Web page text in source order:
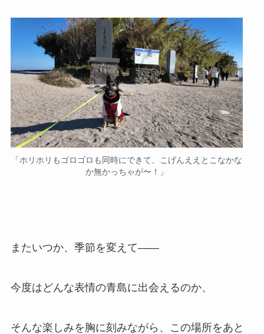
「ホリホリもゴロゴロも同時にできて、こげんええとこなかな
か無かっちゃが〜！」
またいつか、季節を変えて――
今度はどんな表情の青島に出会えるのか、
そんな楽しみを胸に刻みながら、この場所をあと